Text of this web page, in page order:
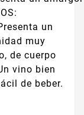
un
muy
de cuerpo
vino bien
de beber.